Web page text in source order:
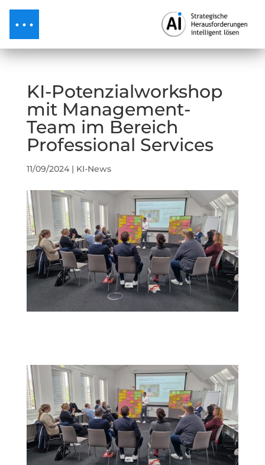
KI-Potenzialworkshop
mit Management-
Team im Bereich
Professional Services
11/09/2024| KI-News